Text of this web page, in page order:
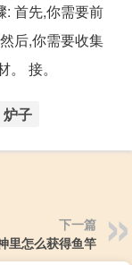
: 首先,你需要前
后,你需要收集
接。
炉子
下一篇
里怎么获得鱼竿